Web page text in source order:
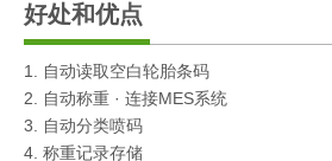
好处和优点
1. 自动读取空白轮胎条码
2. 自动称重 · 连接MES系统
3. 自动分类喷码
4. 称重记录存储